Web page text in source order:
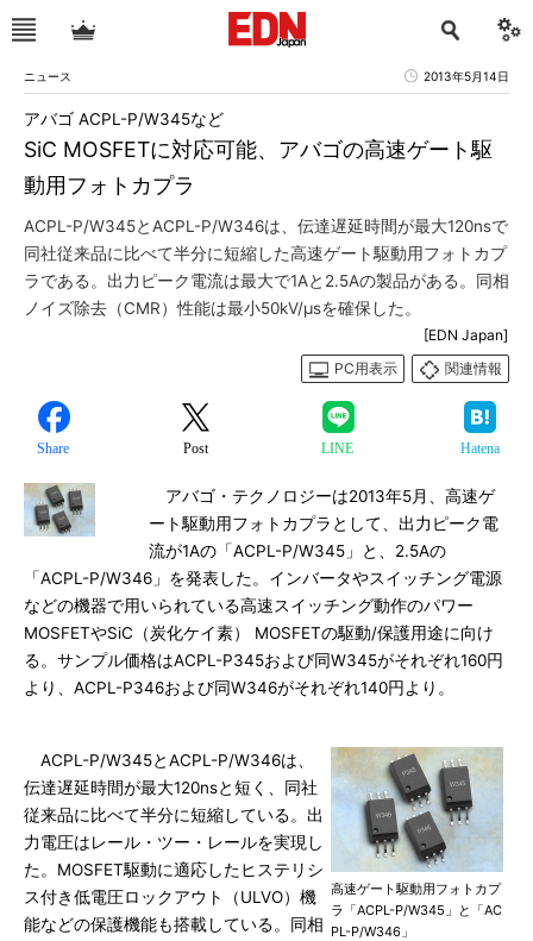
ニュース 2013年5月14日
SiC MOSFETに対応可能、アバゴの高速ゲート駆
動用フォトカプラ
アバゴ ACPL-P/W345など
ACPL-P/W345とACPL-P/W346は、伝達遅延時間が最大120nsで
同社従来品に比べて半分に短縮した高速ゲート駆動用フォトカプ
ラである。出力ピーク電流は最大で1Aと2.5Aの製品がある。同相
ノイズ除去（CMR）性能は最小50kV/μsを確保した。
[EDN Japan]
PC用表示
関連情報
Share Post LINE Hatena
アバゴ・テクノロジーは2013年5月、高速ゲ
ート駆動用フォトカプラとして、出力ピーク電
流が1Aの「ACPL-P/W345」と、2.5Aの
「ACPL-P/W346」を発表した。インバータやスイッチング電源
などの機器で用いられている高速スイッチング動作のパワー
MOSFETやSiC（炭化ケイ素） MOSFETの駆動/保護用途に向け
る。サンプル価格はACPL-P345および同W345がそれぞれ160円
より、ACPL-P346および同W346がそれぞれ140円より。
高速ゲート駆動用フォトカプ
ラ「ACPL-P/W345」と「AC
PL-P/W346」
ACPL-P/W345とACPL-P/W346は、
伝達遅延時間が最大120nsと短く、同社
従来品に比べて半分に短縮している。出
力電圧はレール・ツー・レールを実現し
た。MOSFET駆動に適応したヒステリシ
ス付き低電圧ロックアウト（ULVO）機
能などの保護機能も搭載している。同相